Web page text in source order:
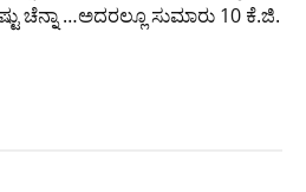
ಚೆನ್ನಾ …ಅದರಲ್ಲೂ ಸುಮಾರು 10 ಕೆ.ಜಿ.